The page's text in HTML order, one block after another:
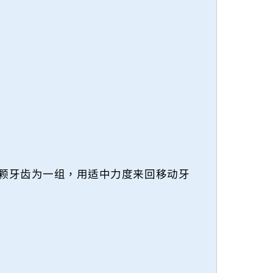
牙齿为一组，用适中力度来回移动牙